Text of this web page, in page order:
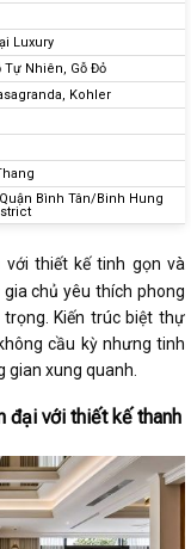
Luxury
Tự Nhiên, Gỗ Đỏ
Kohler
Bình Tân/Binh Hung
với thiết kế tinh gọn và
chủ yêu thích phong
Kiến trúc biệt thự
cầu kỳ nhưng tinh
gian xung quanh.
đại với thiết kế thanh